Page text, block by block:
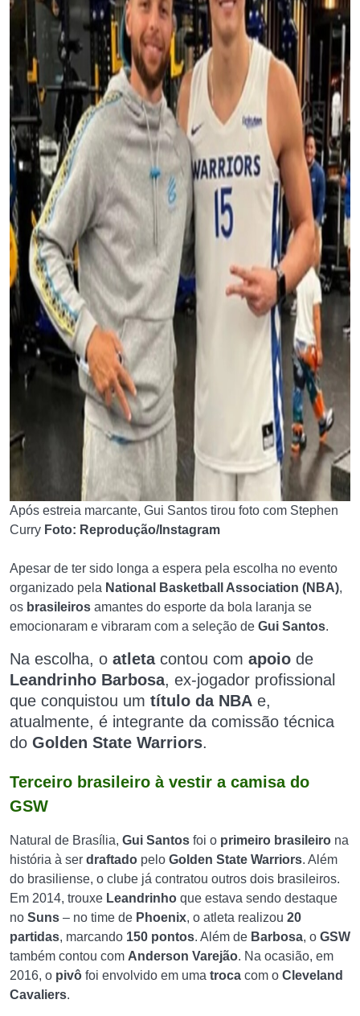
Após estreia marcante, Gui Santos tirou foto com Stephen
Curry Foto: Reprodução/Instagram
Apesar de ter sido longa a espera pela escolha no evento
organizado pela National Basketball Association (NBA),
os brasileiros amantes do esporte da bola laranja se
emocionaram e vibraram com a seleção de Gui Santos.
Na escolha, o atletacontou com apoio de
Leandrinho Barbosa, ex-jogador profissional
que conquistou um título da NBA e,
atualmente, é integrante da comissão técnica
do Golden State Warriors.
Terceiro brasileiro à vestir a camisa do
GSW
Natural de Brasília, Gui Santos foi o primeiro brasileiro na
história à ser draftado pelo Golden State Warriors. Além
do brasiliense, o clube já contratou outros dois brasileiros.
Em 2014, trouxe Leandrinho que estava sendo destaque
no Suns – no time de Phoenix, o atleta realizou 20
partidas, marcando 150 pontos. Além de Barbosa, o GSW
também contou com Anderson Varejão. Na ocasião, em
2016, o pivô foi envolvido em uma troca com o Cleveland
Cavaliers.